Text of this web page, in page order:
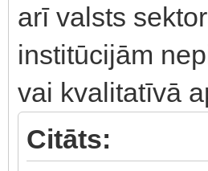
arī valsts
institūcijām
vai kvalitatīvā
Citāts: